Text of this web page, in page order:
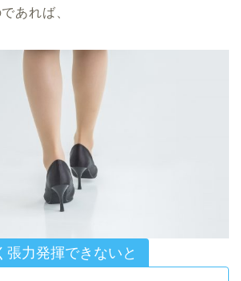
あれば、
張力発揮できないと